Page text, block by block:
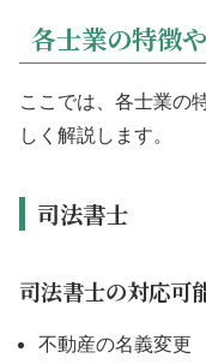
各士業の特徴
ここでは、各士業の
しく解説します。
司法書士
司法書士の対応可
不動産の名義変更